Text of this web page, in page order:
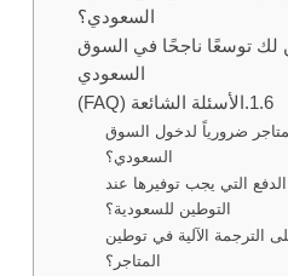
السعودي؟
توسعًا ناجحًا في السوق
السعودي
الأسئلة الشائعة (FAQ)
ضرورياً لدخول السوق
السعودي؟
التي يجب توفيرها عند
التوطين للسعودية؟
الترجمة الآلية في توطين
المتاجر؟